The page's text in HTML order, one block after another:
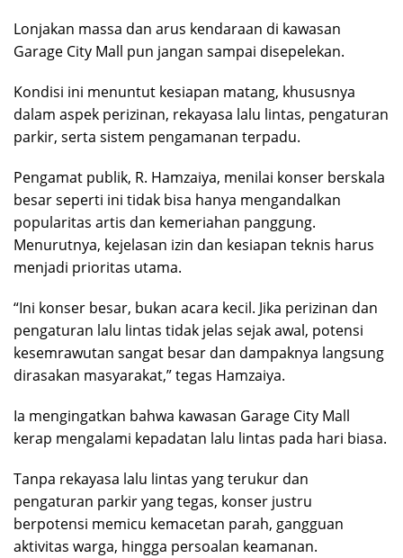
Lonjakan massa dan arus kendaraan di kawasan
Garage City Mall pun jangan sampai disepelekan.
Kondisi ini menuntut kesiapan matang, khususnya
dalam aspek perizinan, rekayasa lalu lintas, pengaturan
parkir, serta sistem pengamanan terpadu.
Pengamat publik, R. Hamzaiya, menilai konser berskala
besar seperti ini tidak bisa hanya mengandalkan
popularitas artis dan kemeriahan panggung.
Menurutnya, kejelasan izin dan kesiapan teknis harus
menjadi prioritas utama.
“Ini konser besar, bukan acara kecil. Jika perizinan dan
pengaturan lalu lintas tidak jelas sejak awal, potensi
kesemrawutan sangat besar dan dampaknya langsung
dirasakan masyarakat,” tegas Hamzaiya.
Ia mengingatkan bahwa kawasan Garage City Mall
kerap mengalami kepadatan lalu lintas pada hari biasa.
Tanpa rekayasa lalu lintas yang terukur dan
pengaturan parkir yang tegas, konser justru
berpotensi memicu kemacetan parah, gangguan
aktivitas warga, hingga persoalan keamanan.